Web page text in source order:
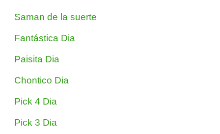
Saman de la suerte
Fantástica Dia
Paisita Dia
Chontico Dia
Pick 4 Dia
Pick 3 Dia